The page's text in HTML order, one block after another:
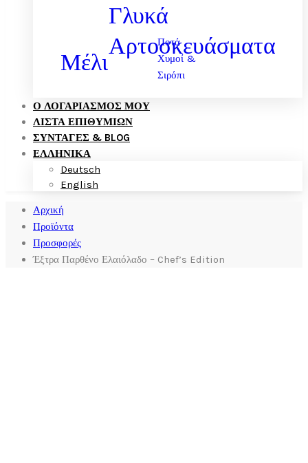
Μέλι
Γλυκά
Αρτοσκευάσματα
Ποτά
Χυμοί &
Σιρόπι
Ο ΛΟΓΑΡΙΑΣΜΌΣ ΜΟΥ
ΛΊΣΤΑ ΕΠΙΘΥΜΙΏΝ
ΣΥΝΤΑΓΈΣ & BLOG
ΕΛΛΗΝΙΚΑ
Deutsch
English
Αρχική
Προϊόντα
Προσφορές
Έξτρα Παρθένο Ελαιόλαδο – Chef’s Edition